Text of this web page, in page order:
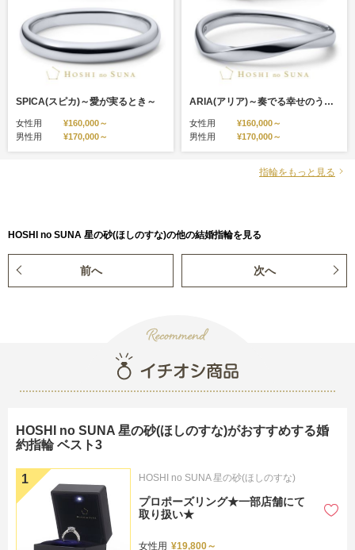
SPICA(スピカ)～愛が実るとき～
女性用
¥160,000～
男性用
¥170,000～
ARIA(アリア)～奏でる幸せのうた～
女性用
¥160,000～
男性用
¥170,000～
指輪をもっと見る
HOSHI no SUNA 星の砂(ほしのすな)の他の結婚指輪を見る
前へ 次へ
HOSHI no SUNA 星の砂(ほしのすな)がおすすめする婚
約指輪 ベスト3
HOSHI no SUNA 星の砂(ほしのすな)
プロポーズリング★一部店舗にて
取り扱い★
女性用 ¥19,800～